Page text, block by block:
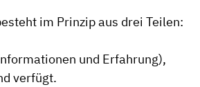
im Prinzip aus drei Teilen:
und Erfahrung),
verfügt.